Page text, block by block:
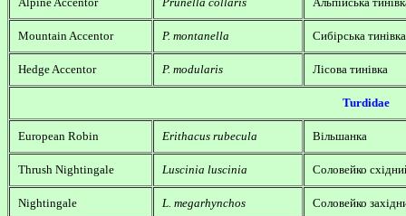
Mountain Accentor P. montanella Сибірська тинівка
Hedge Accentor P. modularis Лісова тинівка
Turdidae
European Robin Erithacus rubecula Вільшанка
Thrush Nightingale Luscinia luscinia Соловейко
Nightingale L. megarhynchos Соловейко